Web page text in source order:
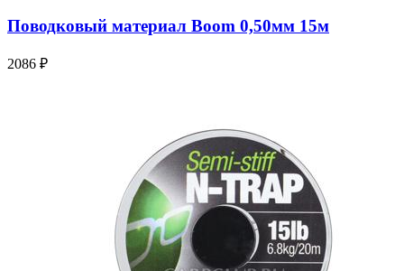
Поводковый материал Boom 0,50мм 15м
2086 ₽